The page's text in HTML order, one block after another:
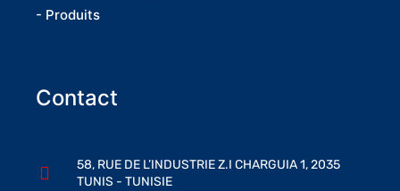
- Produits
Contact
58, RUE DE L’INDUSTRIE Z.I CHARGUIA 1, 2035
TUNIS - TUNISIE